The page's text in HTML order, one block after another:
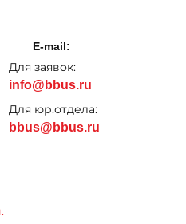
E-mail:
Для заявок:
info@bbus.ru
Для юр.отдела:
bbus@bbus.ru